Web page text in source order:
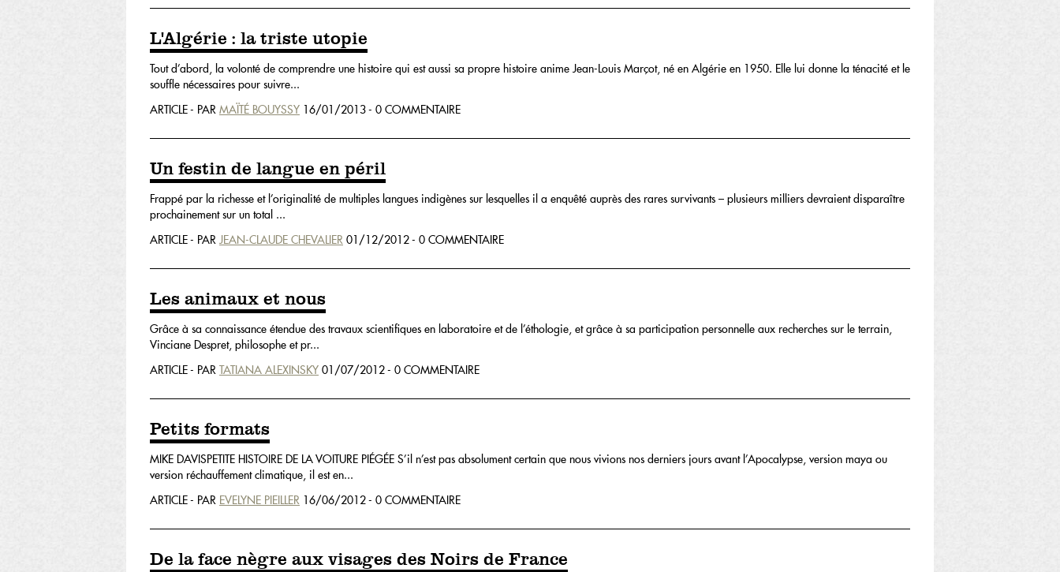
L'Algérie : la triste utopie
Tout d’abord, la volonté de comprendre une histoire qui est aussi sa propre histoire anime Jean-Louis Marçot, né en Algérie en 1950. Elle lui donne la ténacité et le
souffle nécessaires pour suivre...
ARTICLE - PAR MAÏTÉ BOUYSSY 16/01/2013 - 0 COMMENTAIRE
Un festin de langue en péril
Frappé par la richesse et l’originalité de multiples langues indigènes sur lesquelles il a enquêté auprès des rares survivants – plusieurs milliers devraient disparaître
prochainement sur un total ...
ARTICLE - PAR JEAN-CLAUDE CHEVALIER 01/12/2012 - 0 COMMENTAIRE
Les animaux et nous
Grâce à sa connaissance étendue des travaux scientifiques en laboratoire et de l’éthologie, et grâce à sa participation personnelle aux recherches sur le terrain,
Vinciane Despret, philosophe et pr...
ARTICLE - PAR TATIANA ALEXINSKY 01/07/2012 - 0 COMMENTAIRE
Petits formats
MIKE DAVISPETITE HISTOIRE DE LA VOITURE PIÉGÉE S’il n’est pas absolument certain que nous vivions nos derniers jours avant l’Apocalypse, version maya ou
version réchauffement climatique, il est en...
ARTICLE - PAR EVELYNE PIEILLER 16/06/2012 - 0 COMMENTAIRE
De la face nègre aux visages des Noirs de France